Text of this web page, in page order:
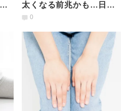
太くなる前兆かも…日頃
使われにくい股関節内転
ストレッチ
0